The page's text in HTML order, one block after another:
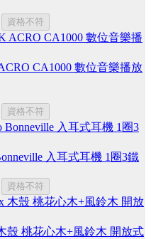
資格不符
CA1000 數位音樂播放
資格不符
入耳式耳機 1圈3鐵
資格不符
殼 桃花心木+風鈴木 開放式